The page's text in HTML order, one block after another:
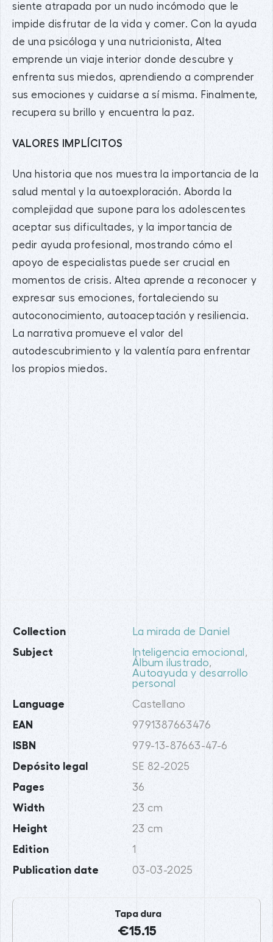
siente atrapada por un nudo incómodo que le
impide disfrutar de la vida y comer. Con la ayuda
de una psicóloga y una nutricionista, Altea
emprende un viaje interior donde descubre y
enfrenta sus miedos, aprendiendo a comprender
sus emociones y cuidarse a sí misma. Finalmente,
recupera su brillo y encuentra la paz.
VALORES IMPLÍCITOS
Una historia que nos muestra la importancia de la
salud mental y la autoexploración. Aborda la
complejidad que supone para los adolescentes
aceptar sus dificultades, y la importancia de
pedir ayuda profesional, mostrando cómo el
apoyo de especialistas puede ser crucial en
momentos de crisis. Altea aprende a reconocer y
expresar sus emociones, fortaleciendo su
autoconocimiento, autoaceptación y resiliencia.
La narrativa promueve el valor del
autodescubrimiento y la valentía para enfrentar
los propios miedos.
Collection La mirada de Daniel
Subject Inteligencia emocional ,
Álbum ilustrado,
Autoayuda y desarrollo
personal
Language Castellano
EAN 9791387663476
ISBN 979-13-87663-47-6
Depósito legal SE 82-2025
Pages 36
Width 23 cm
Height 23 cm
Edition 1
Publication date 03-03-2025
Tapa dura
€15.15